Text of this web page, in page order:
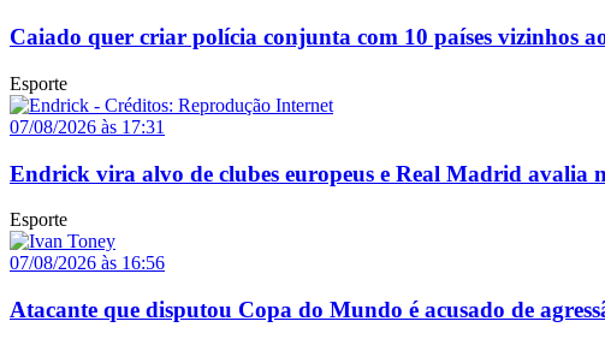
Caiado quer criar polícia conjunta com 10 países vizinhos
Esporte
07/08/2026 às 17:31
Endrick vira alvo de clubes europeus e Real Madrid avalia
Esporte
07/08/2026 às 16:56
Atacante que disputou Copa do Mundo é acusado de